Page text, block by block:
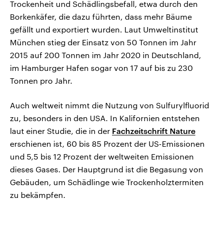
Trockenheit und Schädlingsbefall, etwa durch den
Borkenkäfer, die dazu führten, dass mehr Bäume
gefällt und exportiert wurden. Laut Umweltinstitut
München stieg der Einsatz von 50 Tonnen im Jahr
2015 auf 200 Tonnen im Jahr 2020 in Deutschland,
im Hamburger Hafen sogar von 17 auf bis zu 230
Tonnen pro Jahr.
Auch weltweit nimmt die Nutzung von Sulfurylfluorid
zu, besonders in den USA. In Kalifornien entstehen
laut einer Studie, die in der Fachzeitschrift Nature
erschienen ist, 60 bis 85 Prozent der US-Emissionen
und 5,5 bis 12 Prozent der weltweiten Emissionen
dieses Gases. Der Hauptgrund ist die Begasung von
Gebäuden, um Schädlinge wie Trockenholztermiten
zu bekämpfen.